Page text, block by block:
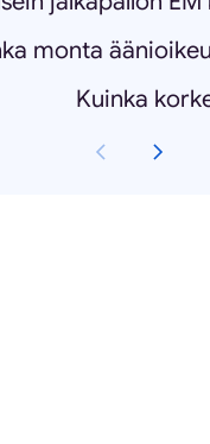
monta
Kuinka